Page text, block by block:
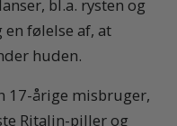
bl.a. rysten og
en følelse af, at
huden.
17-årige misbruger,
Ritalin-piller og